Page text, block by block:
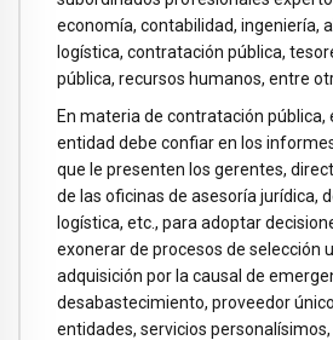
economía, contabilidad, ingeniería,
logística, contratación pública,
pública, recursos humanos, entre
En materia de contratación pública,
entidad debe confiar en los
que le presenten los gerentes,
de las oficinas de asesoría jurídica,
logística, etc., para adoptar
exonerar de procesos de selección
adquisición por la causal de
desabastecimiento, proveedor
entidades, servicios personalísimos,